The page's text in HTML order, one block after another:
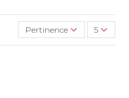
Pertinence 5